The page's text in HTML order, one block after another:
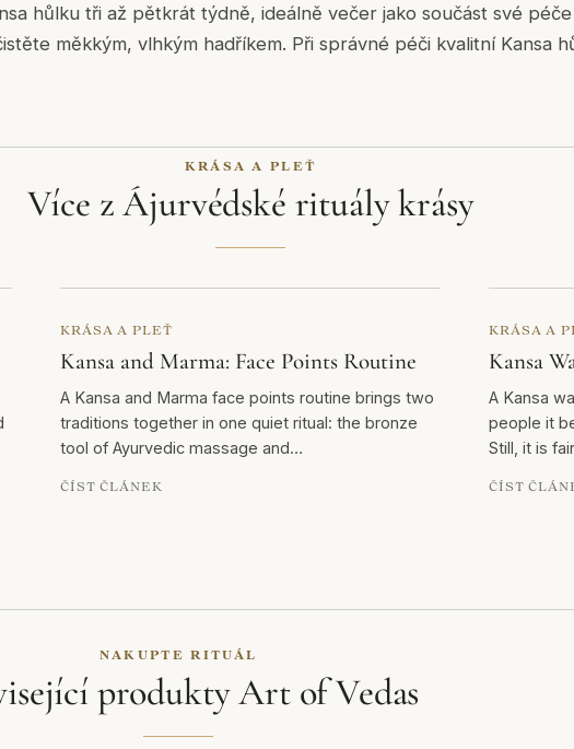
hůlku tři až pětkrát týdně, ideálně večer jako součást své
měkkým, vlhkým hadříkem. Při správné péči kvalitní Kansa
KRÁSA A PLEŤ
Více z Ájurvédské rituály krásy
KRÁSA A PLEŤ
Kansa and Marma: Face Points Routine
A Kansa and Marma face points routine brings two
traditions together in one quiet ritual: the bronze
tool of Ayurvedic massage and…
ČÍST ČLÁNEK
KRÁSA A
Kansa
A Kansa
people it
Still, it is
ČÍST
NAKUPTE RITUÁL
produkty Art of Vedas